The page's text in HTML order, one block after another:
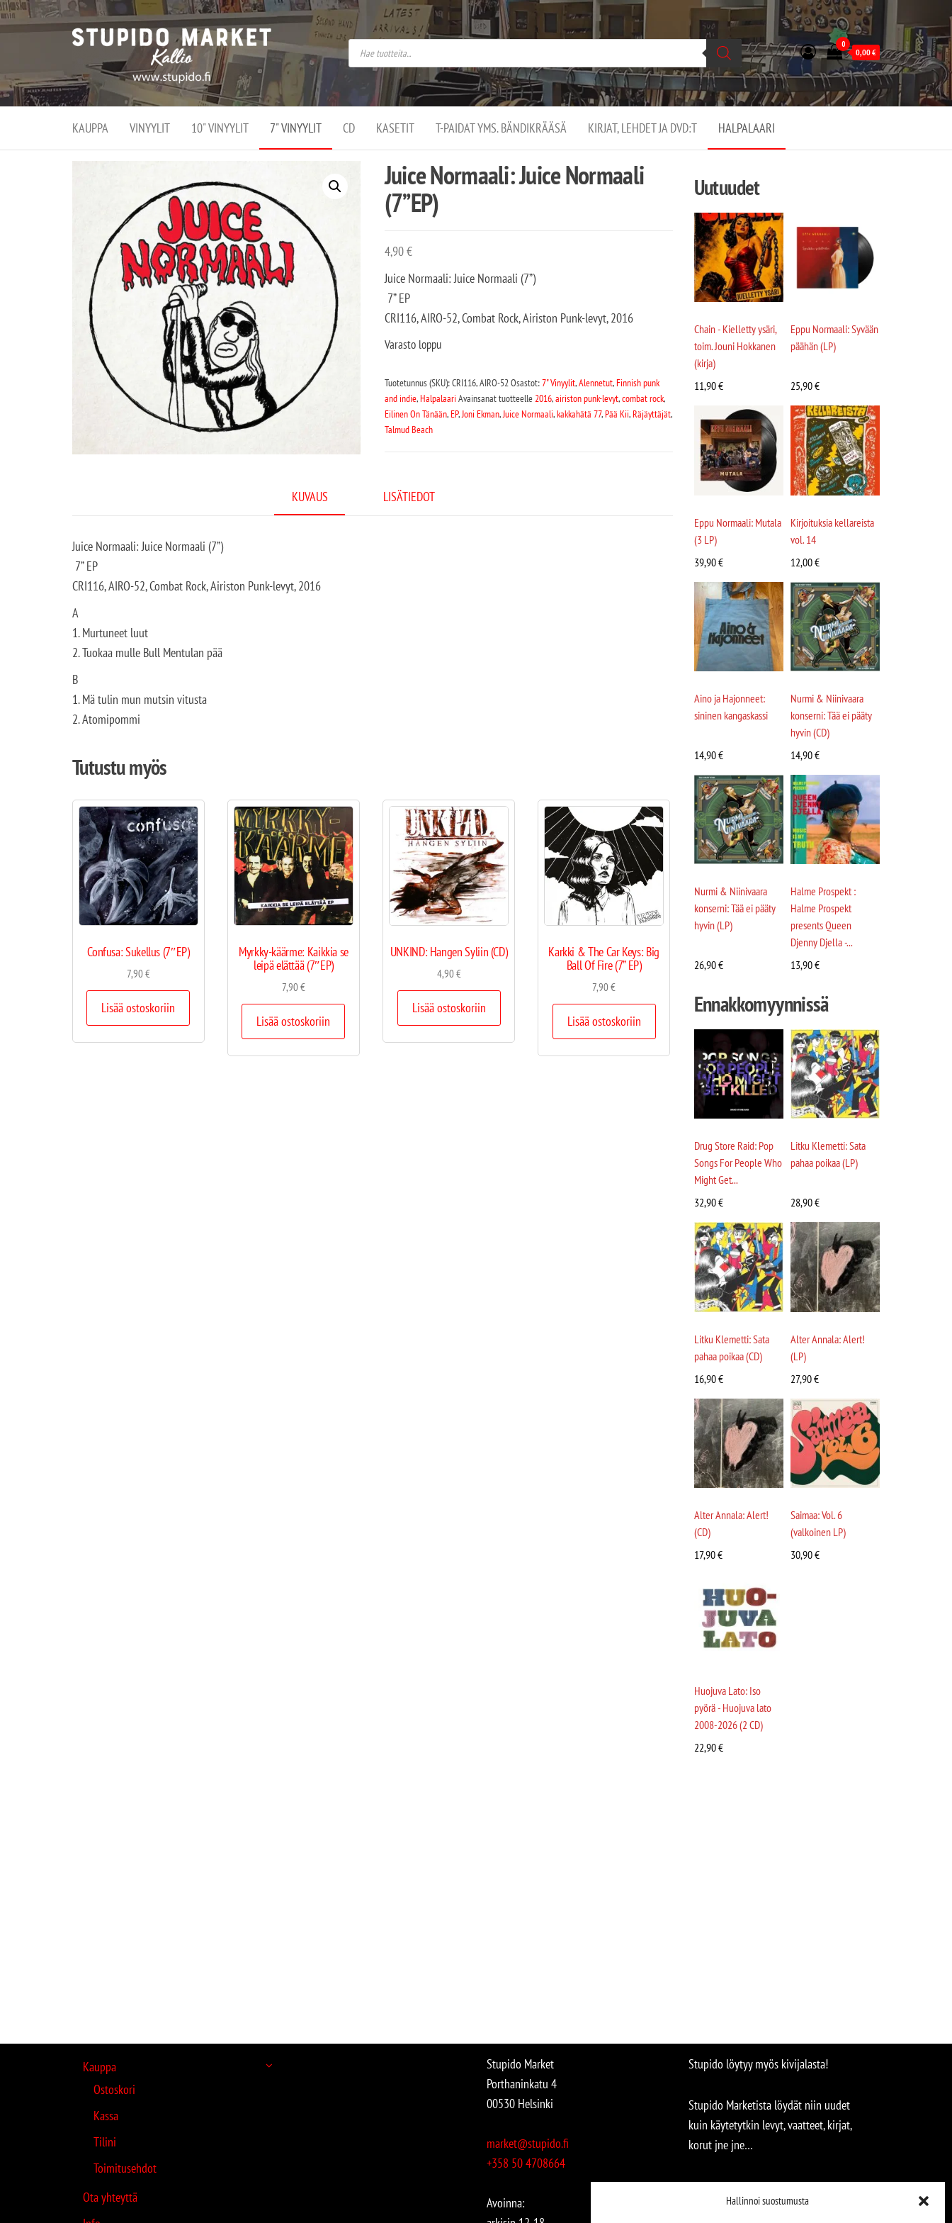
Hallinnoi suostumusta
Stupido
Market –
verkossa
ja
kivijalassa
Stupido Market on
vaihtoehtomusaan
erikoistunut
verkko- sekä
kivijalkakauppa
Helsingissä
Kallion
0
0,00€
KAUPPA VINYYLIT 10" VINYYLIT 7" VINYYLIT CD KASETIT T-PAIDAT YMS. BÄNDIKRÄÄSÄ KIRJAT, LEHDET JA DVD:T HALPALAARI
Juice Normaali: Juice Normaali
(7”EP)
4,90€
Juice Normaali: Juice Normaali (7”)
7” EP
CRI116, AIRO-52, Combat Rock, Airiston Punk-levyt, 2016
Varasto loppu
Tuotetunnus (SKU):CRI116, AIRO-52Osastot:7" Vinyylit,Alennetut,Finnish punk
and indie,Halpalaari Avainsanat tuotteelle2016,airiston punk-levyt,combat rock,
Eilinen On Tänään,EP,Joni Ekman,Juice Normaali,kakkahätä 77,Pää Kii,Räjäyttäjät,
Talmud Beach
KUVAUS LISÄTIEDOT
Juice Normaali: Juice Normaali (7”)
7” EP
CRI116, AIRO-52, Combat Rock, Airiston Punk-levyt, 2016
A
1. Murtuneet luut
2. Tuokaa mulle Bull Mentulan pää
B
1. Mä tulin mun mutsin vitusta
2. Atomipommi
Tutustu myös
Confusa: Sukellus (7″EP)
7,90€
Lisää ostoskoriin
Myrkky-käärme: Kaikkia se
leipä elättää (7″EP)
7,90€
Lisää ostoskoriin
UNKIND: Hangen Syliin (CD)
4,90€
Lisää ostoskoriin
Karkki & The Car Keys: Big
Ball Of Fire (7” EP)
7,90€
Lisää ostoskoriin
Uutuudet
Chain - Kielletty ysäri,
toim. Jouni Hokkanen
(kirja)
11,90€
Eppu Normaali: Syvään
päähän (LP)
25,90€
Eppu Normaali: Mutala
(3 LP)
39,90€
Kirjoituksia kellareista
vol. 14
12,00€
Aino ja Hajonneet:
sininen kangaskassi
14,90€
Nurmi & Niinivaara
konserni: Tää ei pääty
hyvin (CD)
14,90€
Nurmi & Niinivaara
konserni: Tää ei pääty
hyvin (LP)
26,90€
Halme Prospekt :
Halme Prospekt
presents Queen
Djenny Djella -...
13,90€
Ennakkomyynnissä
Drug Store Raid: Pop
Songs For People Who
Might Get...
32,90€
Litku Klemetti: Sata
pahaa poikaa (LP)
28,90€
Litku Klemetti: Sata
pahaa poikaa (CD)
16,90€
Alter Annala: Alert!
(LP)
27,90€
Alter Annala: Alert!
(CD)
17,90€
Saimaa: Vol. 6
(valkoinen LP)
30,90€
Huojuva Lato: Iso
pyörä - Huojuva lato
2008-2026 (2 CD)
22,90€
Kauppa
Ostoskori
Kassa
Tilini
Toimitusehdot
Ota yhteyttä
Stupido Market
Porthaninkatu 4
00530 Helsinki
market@stupido.fi
+358 50 4708664
Avoinna:
Stupido löytyy myös kivijalasta!
Stupido Marketista löydät niin uudet
kuin käytetytkin levyt, vaatteet, kirjat,
korut jne jne…